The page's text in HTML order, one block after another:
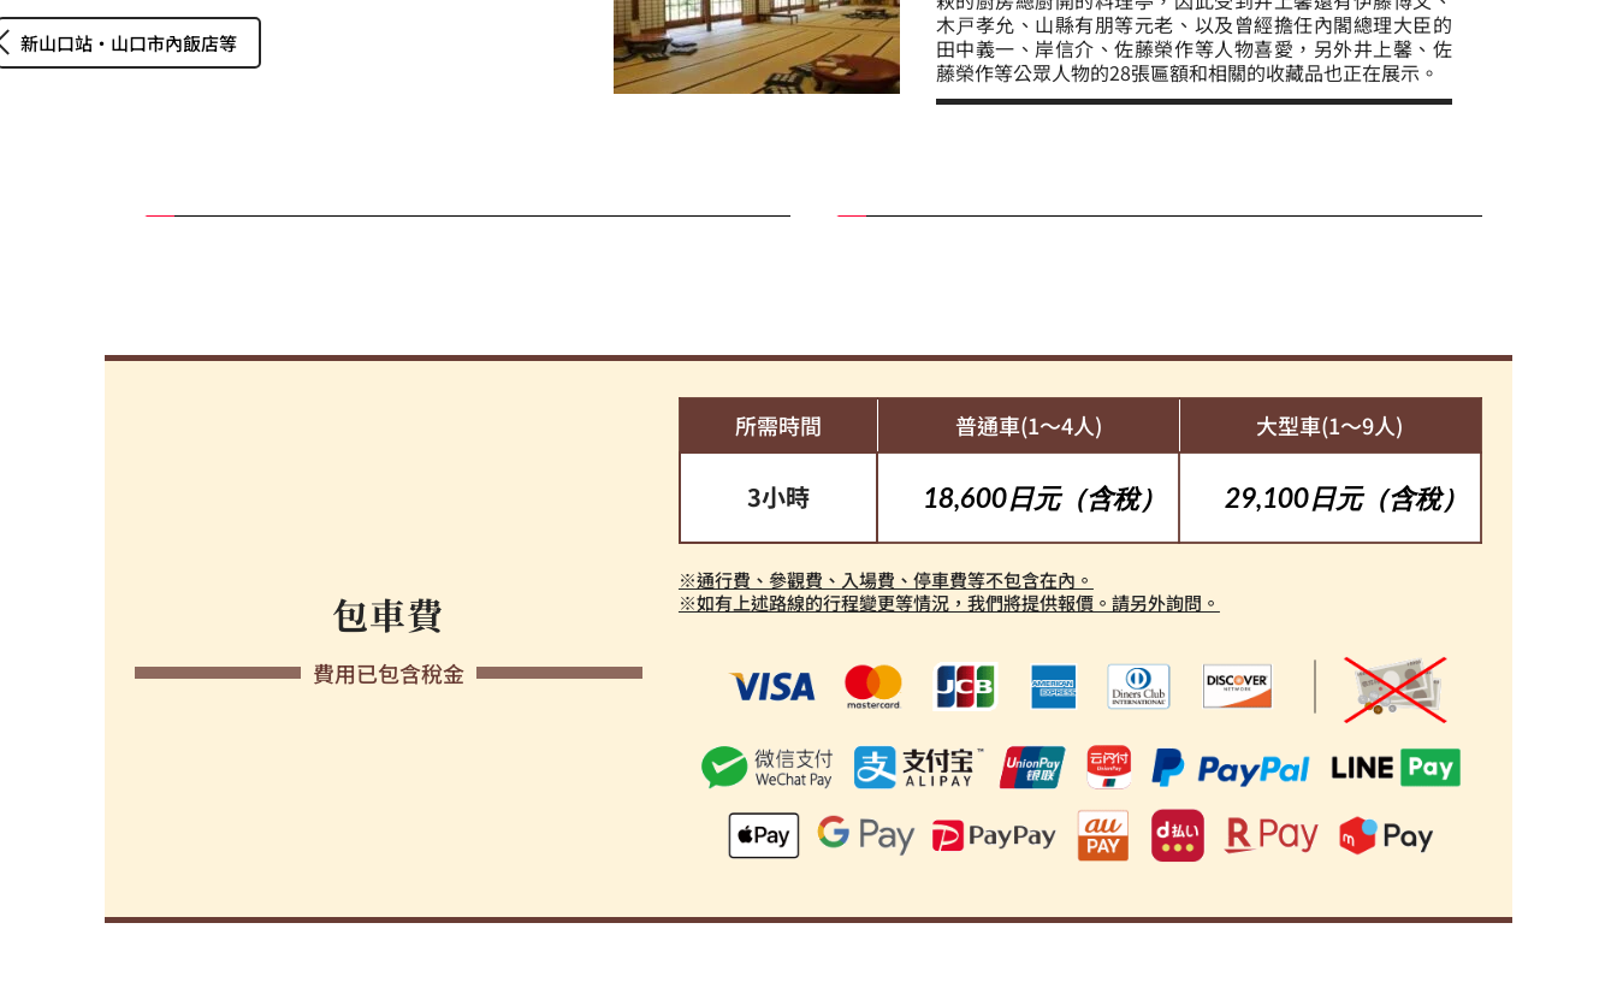
新山口站・山口市內飯店等
木戸孝允、山縣有朋等元老、以及曾經擔任內閣總理大臣的
田中義一、岸信介、佐藤榮作等人物喜愛，另外井上馨、佐
藤榮作等公眾人物的28張匾額和相關的收藏品也正在展示。
包車費
費用已包含稅金
所需時間 普通車(1～4人) 大型車(1～9人)
3小時 18,600日元（含稅） 29,100日元（含稅）
※通行費、參觀費、入場費、停車費等不包含在內。
※如有上述路線的行程變更等情況，我們將提供報價。請另外詢問。